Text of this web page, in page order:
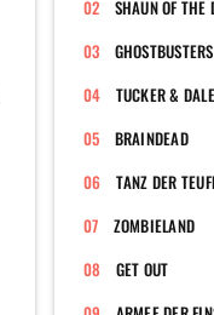
SHAUN OF THE
TUCKER &
BRAINDEAD
TANZ DER
ZOMBIELAND
GET OUT